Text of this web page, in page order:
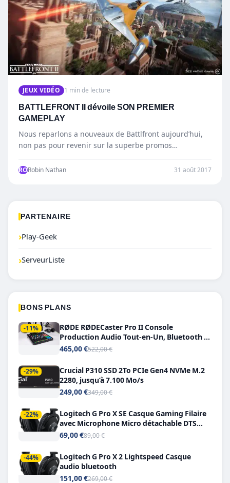
JEUX VIDÉO 1 min de lecture
BATTLEFRONT II dévoile SON PREMIER
GAMEPLAY
Nous reparlons a nouveaux de Battlfront aujourd’hui,
non pas pour revenir sur la superbe promos
RORobin Nathan 31 août 2017
PARTENAIRE
›Play-Geek
›ServeurListe
BONS PLANS
-11%
RØDE RØDECaster Pro II Console
Production Audio Tout-en-Un, Bluetooth et
Double USB-C
465,00 €522,00 €
-29%
Crucial P310 SSD 2To PCIe Gen4 NVMe M.2
2280, jusqu’à 7.100 Mo/s
249,00 €349,00 €
-22%
Logitech G Pro X SE Casque Gaming Filaire
avec Microphone Micro détachable DTS
Headphone X 7.1
69,00 €89,00 €
-44%
Logitech G Pro X 2 Lightspeed Casque
audio bluetooth
151,00 €269,00 €